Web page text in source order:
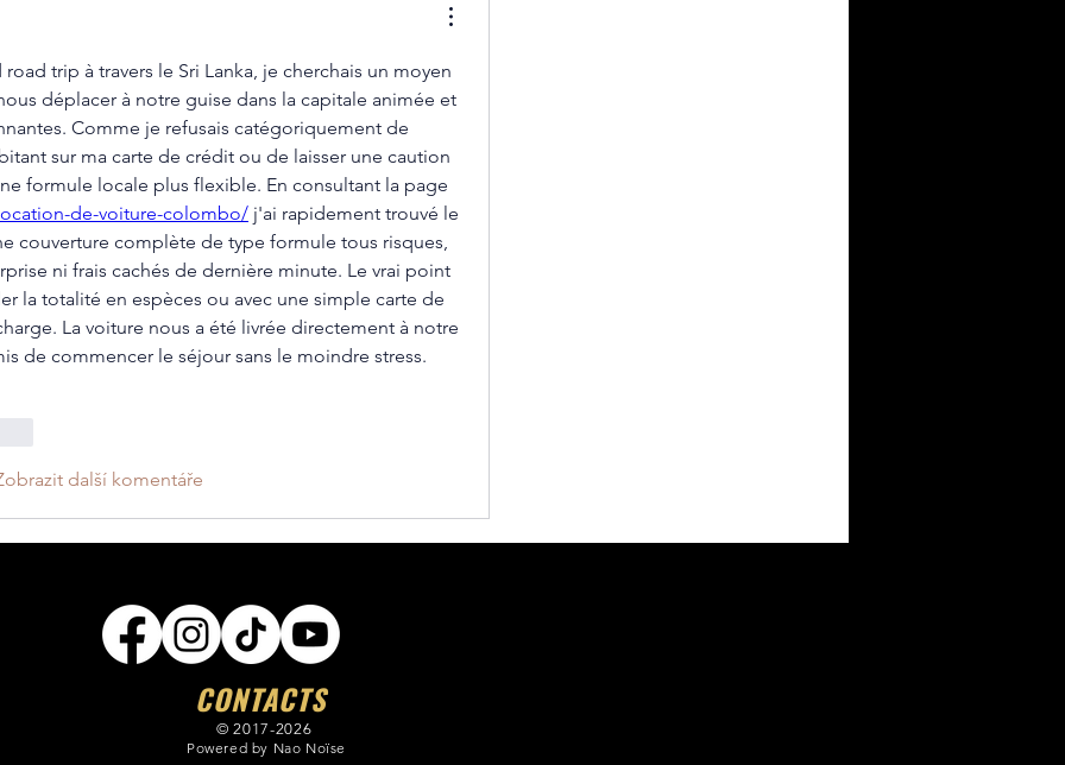
trip à travers le Sri Lanka, je cherchais un moyen
déplacer à notre guise dans la capitale animée et
Comme je refusais catégoriquement de
sur ma carte de crédit ou de laisser une caution
formule locale plus flexible. En consultant la page
de-voiture-colombo/ j'ai rapidement trouvé le
couverture complète de type formule tous risques,
ni frais cachés de dernière minute. Le vrai point
la totalité en espèces ou avec une simple carte de
La voiture nous a été livrée directement à notre
de commencer le séjour sans le moindre stress.
další komentáře
CONTACTS
© 2017-2026
Powered by Nao Noïse